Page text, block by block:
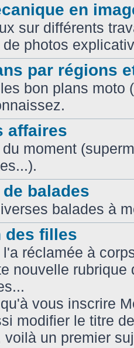
en
sur différents
photos
par régions
bon plans moto
affaires
moment
balades
balades à
des filles
réclamée à
nouvelle
vous inscrire
modifier le titre
voilà un premier